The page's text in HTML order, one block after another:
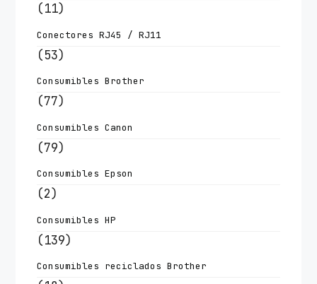
(11)
Conectores RJ45 / RJ11
(53)
Consumibles Brother
(77)
Consumibles Canon
(79)
Consumibles Epson
(2)
Consumibles HP
(139)
Consumibles reciclados Brother